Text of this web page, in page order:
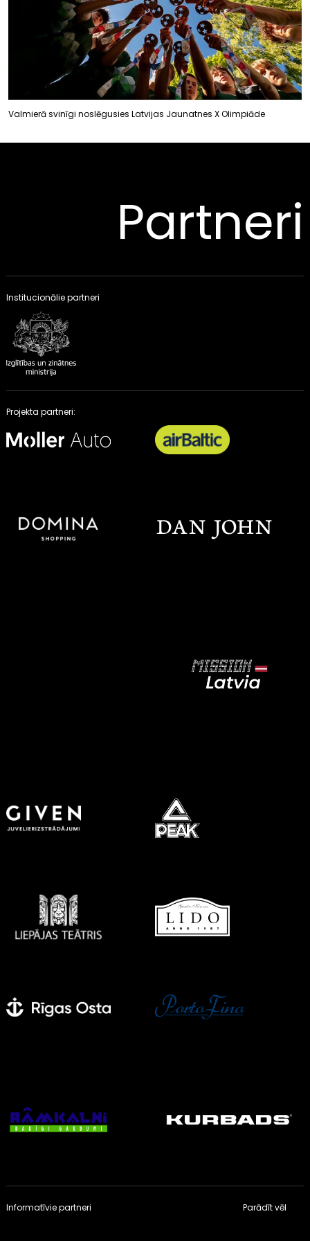
Valmierā svinīgi noslēgusies Latvijas Jaunatnes X Olimpiāde
Partneri
Institucionālie partneri
Projekta partneri:
Informatīvie partneri Parādīt vēl